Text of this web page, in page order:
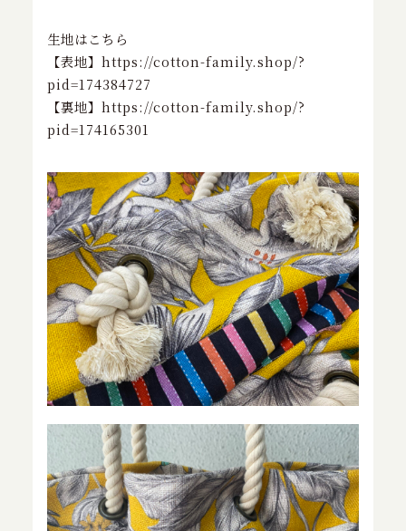
生地はこちら
【表地】 https://cotton-family.shop/?
pid=174384727
【裏地】https://cotton-family.shop/?
pid=174165301